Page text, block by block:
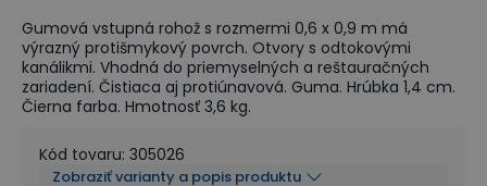
Gumová vstupná rohož s rozmermi 0,6 x 0,9 m má
výrazný protišmykový povrch. Otvory s odtokovými
kanálikmi. Vhodná do priemyselných a reštauračných
zariadení. Čistiaca aj protiúnavová. Guma. Hrúbka 1,4 cm.
Čierna farba. Hmotnosť 3,6 kg.
Kód tovaru: 305026
Zobraziť varianty a popis produktu